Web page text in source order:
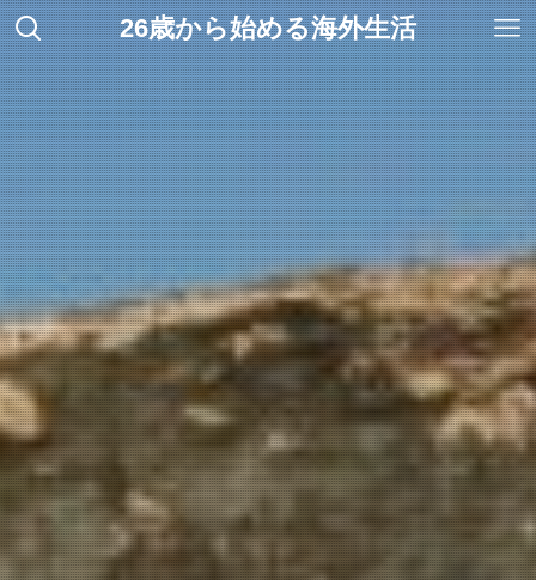
26歳から始める海外生活